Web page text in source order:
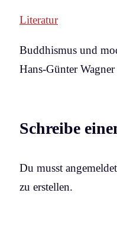
Literatur
Buddhismus und
Hans-Günter Wagner
Schreibe
Du musst
zu erstellen.